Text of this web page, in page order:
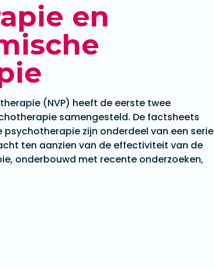
en
(NVP) heeft de eerste twee
samengesteld. De factsheets
zijn onderdeel van een serie
ten aanzien van de effectiviteit van de
onderbouwd met recente onderzoeken,